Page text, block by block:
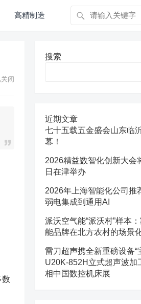
高精制造
闭
搜索
近期文章
七十五载五金盛会山东临
幕！
2026精益数智化创新大会
日在津举办
2026年上海智能化公司推
弱电集成到通用AI
派沃空气能“派沃村”样本
能品牌在北方农村的场景
雷刀超声携全新重磅设备“
U20K-852H立式超声波加
相中国数控机床展